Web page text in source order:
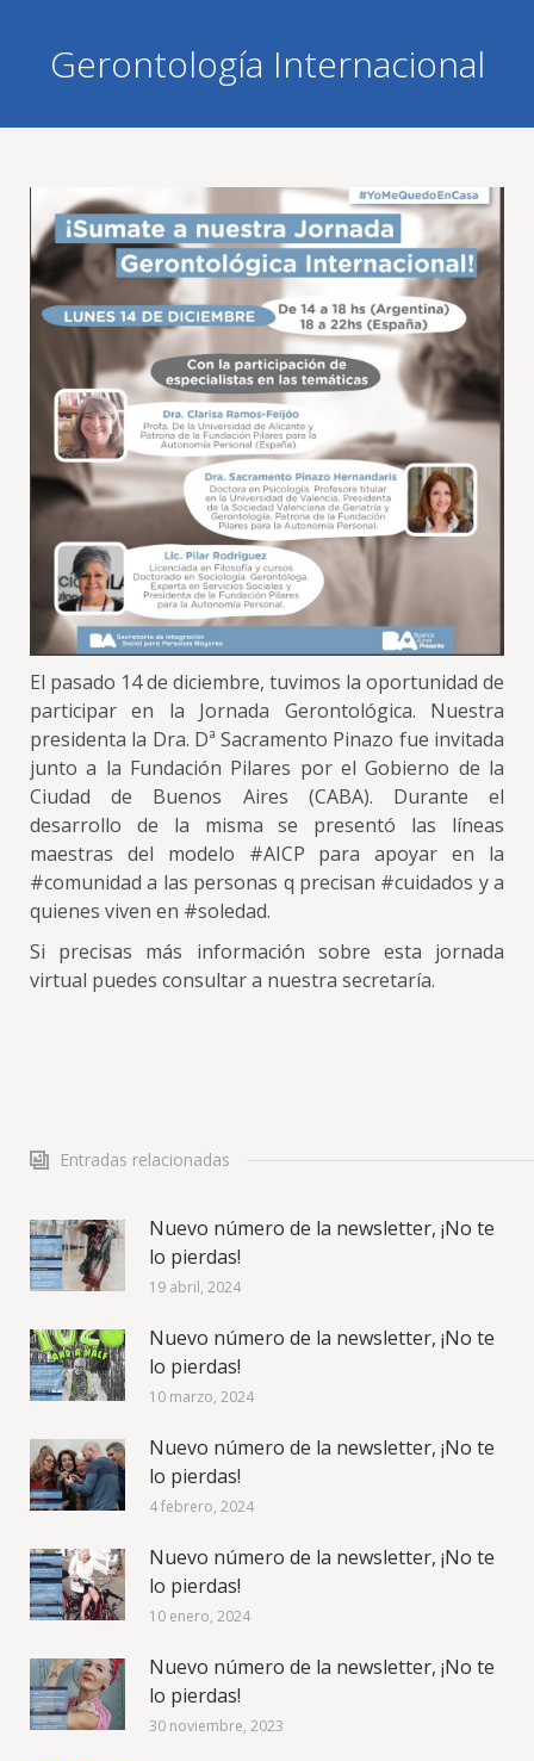
Gerontología Internacional
El pasado 14 de diciembre, tuvimos la oportunidad de
participar en la Jornada Gerontológica. Nuestra
presidenta la Dra. Dª Sacramento Pinazo fue invitada
junto a la Fundación Pilares por el Gobierno de la
Ciudad de Buenos Aires (CABA). Durante el
desarrollo de la misma se presentó las líneas
maestras del modelo #AICP para apoyar en la
#comunidad a las personas q precisan #cuidados y a
quienes viven en #soledad.
Si precisas más información sobre esta jornada
virtual puedes consultar a nuestra secretaría.
Entradas relacionadas
Nuevo número de la newsletter, ¡No te
lo pierdas!
19 abril, 2024
Nuevo número de la newsletter, ¡No te
lo pierdas!
10 marzo, 2024
Nuevo número de la newsletter, ¡No te
lo pierdas!
4 febrero, 2024
Nuevo número de la newsletter, ¡No te
lo pierdas!
10 enero, 2024
Nuevo número de la newsletter, ¡No te
lo pierdas!
30 noviembre, 2023